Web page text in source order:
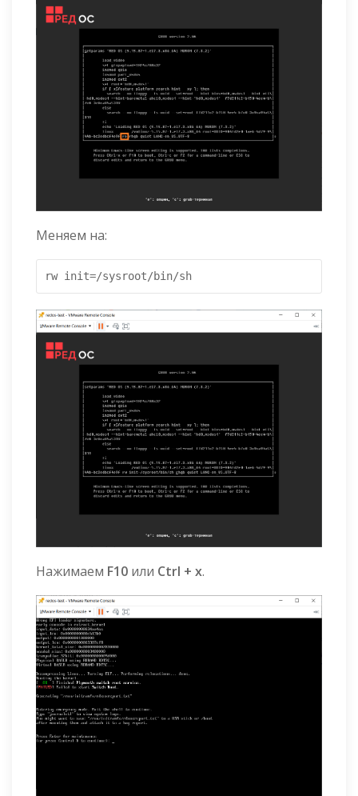
Меняем на:
rw init=/sysroot/bin/sh
Нажимаем F10 или Ctrl + x.